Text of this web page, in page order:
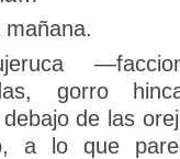
mañana.
gorro
de las
a lo que